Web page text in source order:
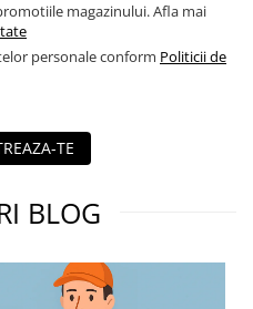
magazinului. Afla mai
personale conform Politicii de
TE
BLOG